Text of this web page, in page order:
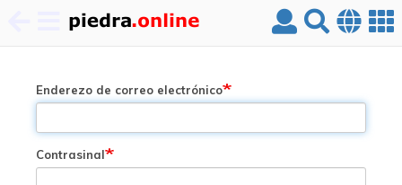
principal
Enderezo de correo electrónico
Contrasinal